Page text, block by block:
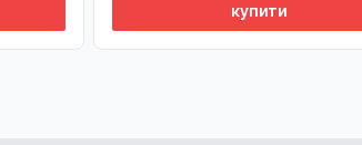
купити